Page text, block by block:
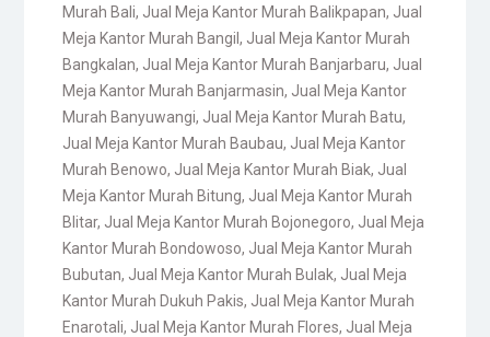
Murah Bali, Jual Meja Kantor Murah Balikpapan, Jual
Meja Kantor Murah Bangil , Jual Meja Kantor Murah
Bangkalan, Jual Meja Kantor Murah Banjarbaru, Jual
Meja Kantor Murah Banjarmasin, Jual Meja Kantor
Murah Banyuwangi, Jual Meja Kantor Murah Batu,
Jual Meja Kantor Murah Baubau, Jual Meja Kantor
Murah Benowo, Jual Meja Kantor Murah Biak, Jual
Meja Kantor Murah Bitung, Jual Meja Kantor Murah
Blitar, Jual Meja Kantor Murah Bojonegoro, Jual Meja
Kantor Murah Bondowoso, Jual Meja Kantor Murah
Bubutan, Jual Meja Kantor Murah Bulak, Jual Meja
Kantor Murah Dukuh Pakis, Jual Meja Kantor Murah
Enarotali, Jual Meja Kantor Murah Flores, Jual Meja